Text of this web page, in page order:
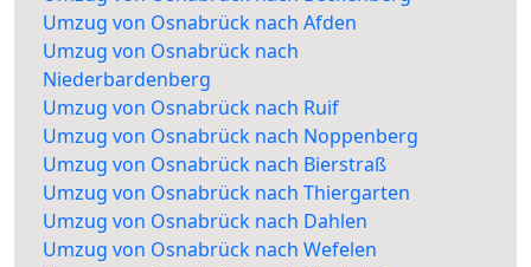
Umzug von Osnabrück nach Afden
Umzug von Osnabrück nach
Niederbardenberg
Umzug von Osnabrück nach Ruif
Umzug von Osnabrück nach Noppenberg
Umzug von Osnabrück nach Bierstraß
Umzug von Osnabrück nach Thiergarten
Umzug von Osnabrück nach Dahlen
Umzug von Osnabrück nach Wefelen